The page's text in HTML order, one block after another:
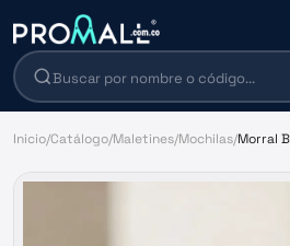
Inicio/Catálogo/Maletines/Mochilas/Morral